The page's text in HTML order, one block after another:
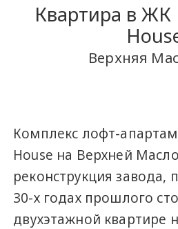
Квартира в
Верхняя
Комплекс лофт-
House на Верхней
реконструкция завода,
30-х годах прошлого
двухэтажной квартире